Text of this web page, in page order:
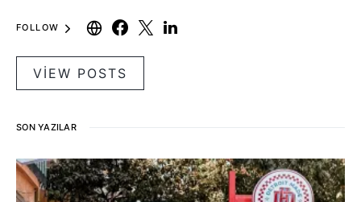
FOLLOW
VIEW POSTS
SON YAZILAR